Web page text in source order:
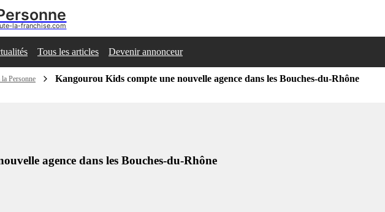
la-franchise.com
Tous les articles Devenir annonceur
Personne Kangourou Kids compte une nouvelle agence dans les Bouches-du-Rhône
agence dans les Bouches-du-Rhône